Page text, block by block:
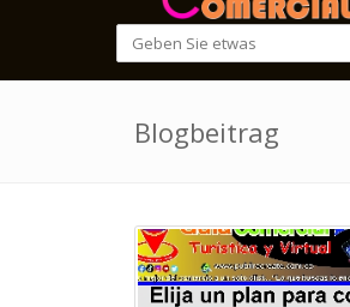
Blogbeitrag